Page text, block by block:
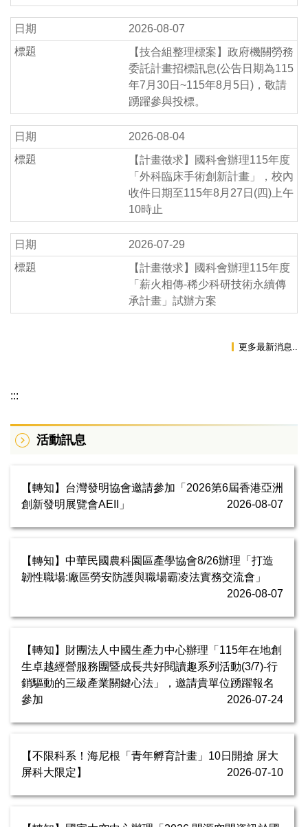
2026-08-07
【技合組整理標案】政府機關勞務
委託計畫招標訊息(公告日期為115
年7月30日~115年8月5日)，敬請
踴躍參與投標。
2026-08-04
【計畫徵求】國科會辦理115年度
「外科臨床手術創新計畫」，校內
收件日期至115年8月27日(四)上午
10時止
2026-07-29
【計畫徵求】國科會辦理115年度
「薪火相傳-稀少科研技術永續傳
承計畫」試辦方案
更多最新消息..
:::
活動訊息
【轉知】台灣發明協會邀請參加「2026第6屆香港亞洲
創新發明展覽會AEII」
2026-08-07
【轉知】中華民國農科園區產學協會8/26辦理「打造
韌性職場:廠區勞安防護與職場霸凌法實務交流會」
2026-08-07
【轉知】財團法人中國生產力中心辦理「115年在地創
生卓越經營服務團暨成長共好閱讀趣系列活動(3/7)-行
銷驅動的三級產業關鍵心法」，邀請貴單位踴躍報名
參加
2026-07-24
【不限科系！海尼根「青年孵育計畫」10日開搶 屏大
屏科大限定】
2026-07-10